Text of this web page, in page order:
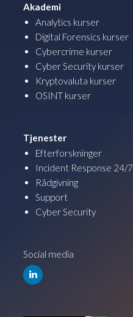
Akademi
Analytics kurser
Digital Forensics kurser
Cybercrime kurser
Cyber Security kurser
Kryptovaluta kurser
OSINT kurser
Tjenester
Efterforskninger
Incident Response 24/7
Rådgivning
Support
Cyber Security
Social media